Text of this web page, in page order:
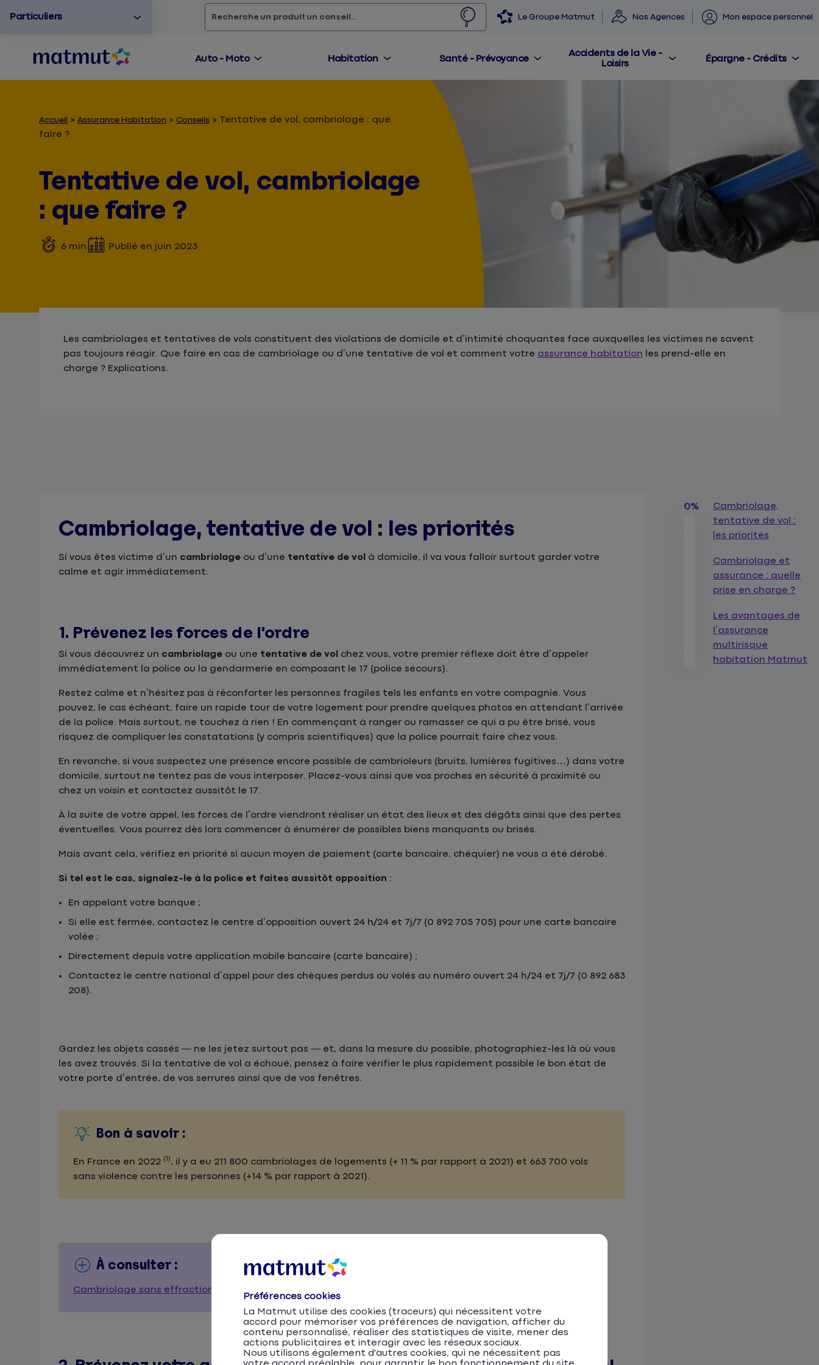
Particuliers Rechercherun produit,un conseil... Le Groupe Matmut Nos Agences Mon espace personnel
Auto - Moto Habitation Santé - Prévoyance
Accidents de la Vie -
Loisirs
Épargne - Crédits
Accueil Assurance Habitation Conseils
Tentative de vol, cambriolage : que
faire ?
Tentative de vol, cambriolage
: que faire ?
6 min Publié en juin 2023
Les cambriolages et tentatives de vols constituent des violations de domicile et d’intimité choquantes face auxquelles les victimes ne savent
pas toujours réagir. Que faire en cas de cambriolage ou d’une tentative de vol et comment votre assurance habitation les prend-elle en
charge ? Explications.
0%
Cambriolage,
tentative de vol :
les priorités
Cambriolage et
assurance : quelle
prise en charge ?
Les avantages de
l’assurance
multirisque
habitation Matmut
Cambriolage, tentative de vol : les priorités
Si vous êtes victime d’un cambriolage ou d’une tentative de vol à domicile, il va vous falloir surtout garder votre
calme et agir immédiatement.
1. Prévenez les forces de l’ordre
Si vous découvrez un cambriolage ou une tentative de vol chez vous, votre premier réflexe doit être d’appeler
immédiatement la police ou la gendarmerie en composant le 17 (police secours).
Restez calme et n’hésitez pas à réconforter les personnes fragiles tels les enfants en votre compagnie. Vous
pouvez, le cas échéant, faire un rapide tour de votre logement pour prendre quelques photos en attendant l’arrivée
de la police. Mais surtout, ne touchez à rien ! En commençant à ranger ou ramasser ce qui a pu être brisé, vous
risquez de compliquer les constatations (y compris scientifiques) que la police pourrait faire chez vous.
En revanche, si vous suspectez une présence encore possible de cambrioleurs (bruits, lumières fugitives…) dans votre
domicile, surtout ne tentez pas de vous interposer. Placez-vous ainsi que vos proches en sécurité à proximité ou
chez un voisin et contactez aussitôt le 17.
À la suite de votre appel, les forces de l’ordre viendront réaliser un état des lieux et des dégâts ainsi que des pertes
éventuelles. Vous pourrez dès lors commencer à énumérer de possibles biens manquants ou brisés.
Mais avant cela, vérifiez en priorité si aucun moyen de paiement (carte bancaire, chéquier) ne vous a été dérobé.
Si tel est le cas, signalez-le à la police et faites aussitôt opposition :
En appelant votre banque ;
Si elle est fermée, contactez le centre d’opposition ouvert 24 h/24 et 7j/7 (0 892 705 705) pour une carte bancaire
volée ;
Directement depuis votre application mobile bancaire (carte bancaire) ;
Contactez le centre national d’appel pour des chèques perdus ou volés au numéro ouvert 24 h/24 et 7j/7 (0 892 683
208).
Gardez les objets cassés — ne les jetez surtout pas — et, dans la mesure du possible, photographiez-les là où vous
les avez trouvés. Si la tentative de vol a échoué, pensez à faire vérifier le plus rapidement possible le bon état de
votre porte d’entrée, de vos serrures ainsi que de vos fenêtres.
Bon à savoir :
En France en 2022 (1), il y a eu 211 800 cambriolages de logements (+ 11 % par rapport à 2021) et 663 700 vols
sans violence contre les personnes (+14 % par rapport à 2021).
À consulter :
Cambriolage sans effraction : quelles conséquences en termes d’assurance ?
Préférences cookies
La Matmut utilise des cookies (traceurs) qui nécessitent votre
accord pour mémoriser vos préférences de navigation, afficher du
contenu personnalisé, réaliser des statistiques de visite, mener des
actions publicitaires et interagir avec les réseaux sociaux.
Nous utilisons également d'autres cookies, qui ne nécessitent pas